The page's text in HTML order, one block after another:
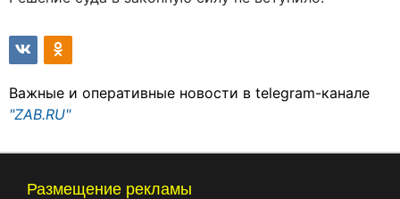
Важные и оперативные новости в telegram-канале
"ZAB.RU"
Размещение рекламы